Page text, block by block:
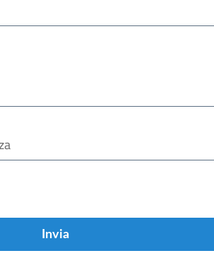
Invia